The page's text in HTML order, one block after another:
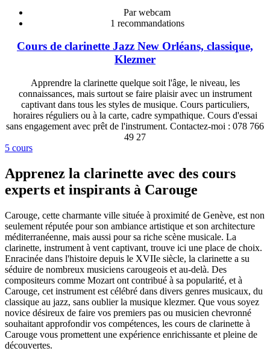
Par webcam
1 recommandations
Cours de clarinette Jazz New Orléans, classique,
Klezmer
Apprendre la clarinette quelque soit l'âge, le niveau, les
connaissances, mais surtout se faire plaisir avec un instrument
captivant dans tous les styles de musique. Cours particuliers,
horaires réguliers ou à la carte, cadre sympathique. Cours d'essai
sans engagement avec prêt de l'instrument. Contactez-moi : 078 766
49 27
5 cours
Apprenez la clarinette avec des cours
experts et inspirants à Carouge
Carouge, cette charmante ville située à proximité de Genève, est non
seulement réputée pour son ambiance artistique et son architecture
méditerranéenne, mais aussi pour sa riche scène musicale. La
clarinette, instrument à vent captivant, trouve ici une place de choix.
Enracinée dans l'histoire depuis le XVIIe siècle, la clarinette a su
séduire de nombreux musiciens carougeois et au-delà. Des
compositeurs comme Mozart ont contribué à sa popularité, et à
Carouge, cet instrument est célébré dans divers genres musicaux, du
classique au jazz, sans oublier la musique klezmer. Que vous soyez
novice désireux de faire vos premiers pas ou musicien chevronné
souhaitant approfondir vos compétences, les cours de clarinette à
Carouge vous promettent une expérience enrichissante et pleine de
découvertes.